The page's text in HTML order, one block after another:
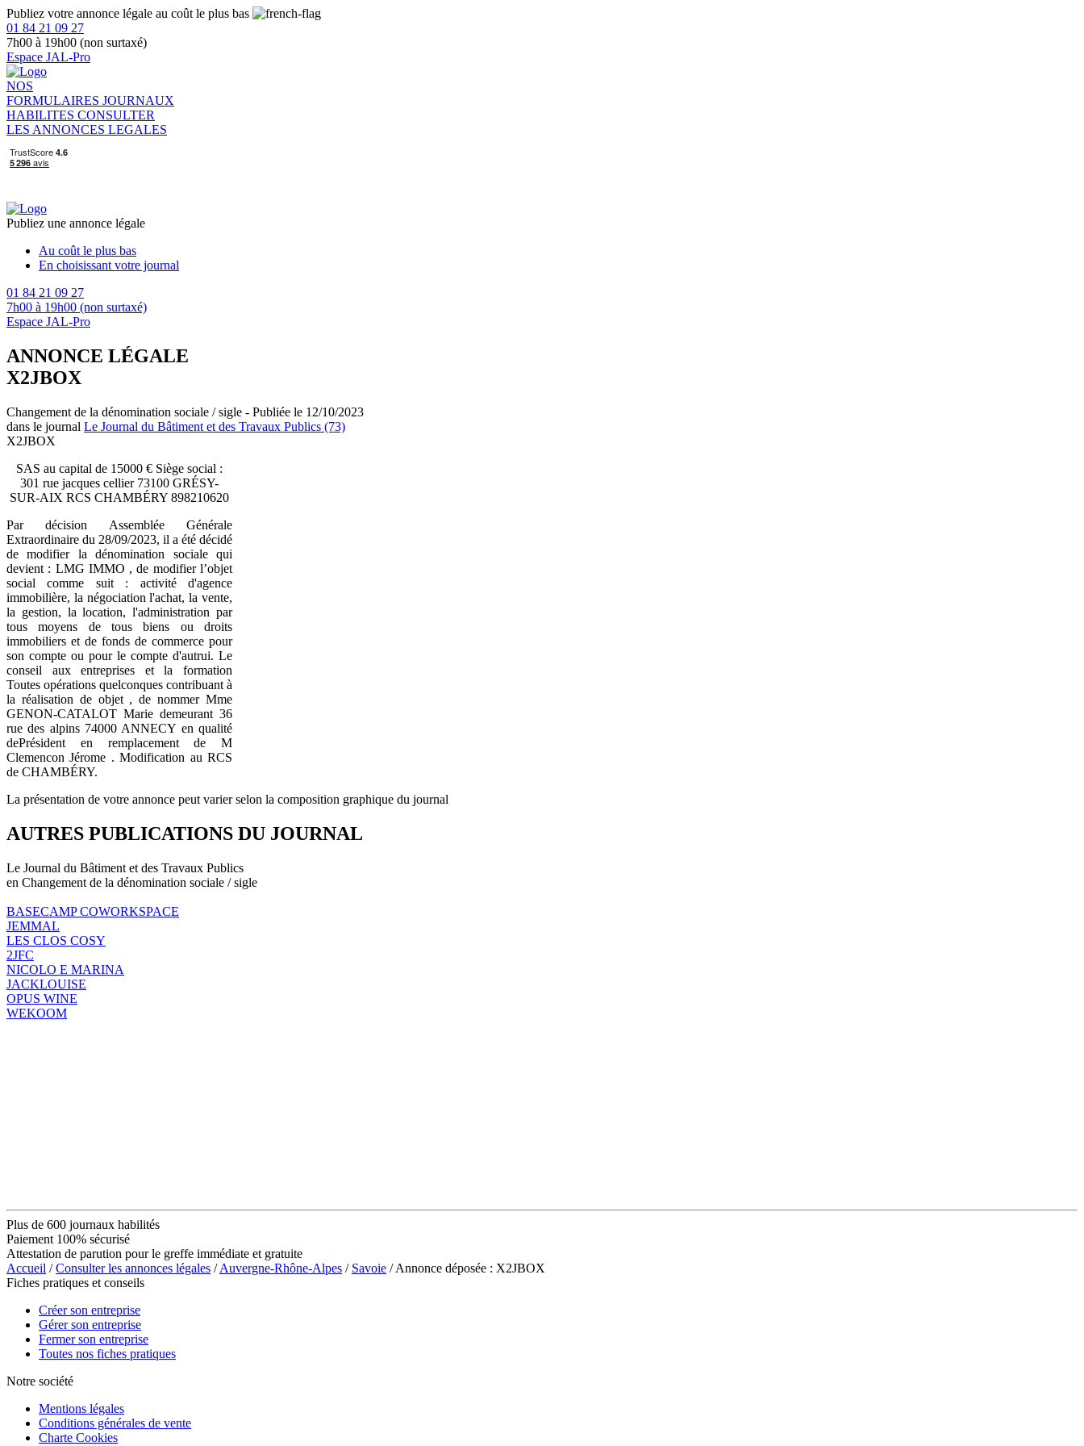
Publiez votre annonce légale au coût le plus bas
01 84 21 09 27
7h00 à 19h00 (non surtaxé)
Espace JAL-Pro
NOS
FORMULAIRES JOURNAUX
HABILITES CONSULTER
LES ANNONCES LEGALES
Publiez une annonce légale
Au coût le plus bas
En choisissant votre journal
01 84 21 09 27
7h00 à 19h00 (non surtaxé)
Espace JAL-Pro
ANNONCE LÉGALE
X2JBOX
Changement de la dénomination sociale / sigle - Publiée le 12/10/2023
dans le journal Le Journal du Bâtiment et des Travaux Publics (73)
X2JBOX
SAS au capital de 15000 € Siège social :
301 rue jacques cellier 73100 GRÉSY-
SUR-AIX RCS CHAMBÉRY 898210620
Par décision Assemblée Générale
Extraordinaire du 28/09/2023, il a été décidé
de modifier la dénomination sociale qui
devient : LMG IMMO , de modifier l’objet
social comme suit : activité d'agence
immobilière, la négociation l'achat, la vente,
la gestion, la location, l'administration par
tous moyens de tous biens ou droits
immobiliers et de fonds de commerce pour
son compte ou pour le compte d'autrui. Le
conseil aux entreprises et la formation
Toutes opérations quelconques contribuant à
la réalisation de objet , de nommer Mme
GENON-CATALOT Marie demeurant 36
rue des alpins 74000 ANNECY en qualité
dePrésident en remplacement de M
Clemencon Jérome . Modification au RCS
de CHAMBÉRY.
La présentation de votre annonce peut varier selon la composition graphique du journal
AUTRES PUBLICATIONS DU JOURNAL
Le Journal du Bâtiment et des Travaux Publics
en Changement de la dénomination sociale / sigle
BASECAMP COWORKSPACE
JEMMAL
LES CLOS COSY
2JFC
NICOLO E MARINA
JACKLOUISE
OPUS WINE
WEKOOM
Plus de 600 journaux habilités
Paiement 100% sécurisé
Attestation de parution pour le greffe immédiate et gratuite
Accueil /Consulter les annonces légales /Auvergne-Rhône-Alpes / Savoie / Annonce déposée : X2JBOX
Fiches pratiques et conseils
Créer son entreprise
Gérer son entreprise
Fermer son entreprise
Toutes nos fiches pratiques
Notre société
Mentions légales
Conditions générales de vente
Charte Cookies